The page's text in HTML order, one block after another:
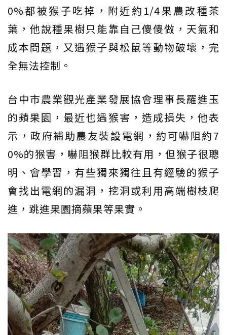
0%都被猴子吃掉，附近約1/4果農改種茶
葉，他說種果樹只能靠自己傻傻做，天氣和
成本問題，又遇猴子與松鼠等動物破壞，完
全無法控制。
台中市農業觀光產業發展協會理事長羅進玉
的蘋果園，最近也遇猴害，造成損失，他表
示，政府補助農友裝設電網，約可嚇阻約7
0%的猴害，嚇阻猴群比較有用，但猴子很聰
明、會學習，有些獨來獨往且有經驗的猴子
會找出電網的漏洞，挖洞或利用高端樹枝爬
進，跳進果園摘蘋果等果實。